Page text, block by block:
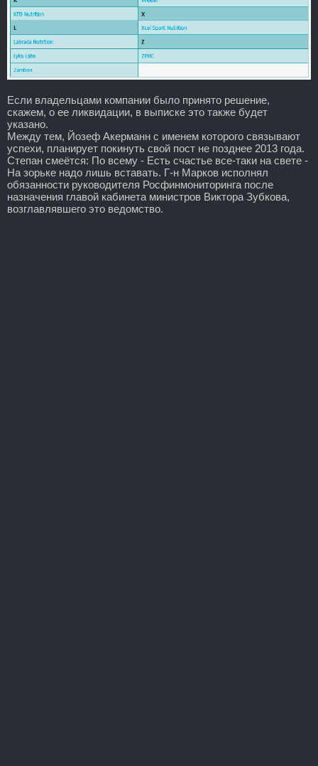
Если владельцами компании было принято решение,
скажем, о ее ликвидации, в выписке это также будет
указано.
Между тем, Йозеф Акерманн с именем которого связывают
успехи, планирует покинуть свой пост не позднее 2013 года.
Степан смеётся: По всему - Есть счастье все-таки на свете -
На зорьке надо лишь вставать. Г-н Марков исполнял
обязанности руководителя Росфинмониторинга после
назначения главой кабинета министров Виктора Зубкова,
возглавлявшего это ведомство.